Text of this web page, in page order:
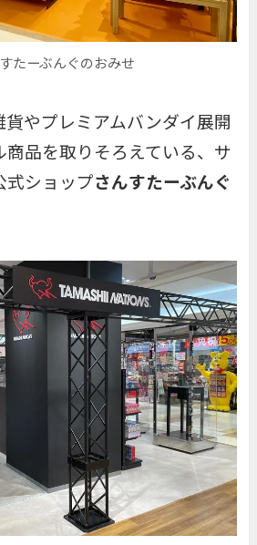
たーぶんぐのおみせ
やプレミアムバンダイ展開
品を取りそろえている、サ
式ショップさんすたーぶんぐ